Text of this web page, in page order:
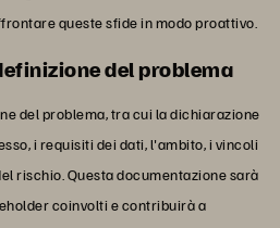
queste sfide in modo proattivo.
del problema
del problema, tra cui la dichiarazione
i requisiti dei dati, l'ambito, i vincoli
rischio. Questa documentazione sarà
coinvolti e contribuirà a